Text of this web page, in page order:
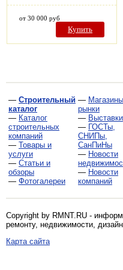
от 30 000 руб
Купить
— Строительный
каталог
— Каталог
строительных
компаний
— Товары и
услуги
— Статьи и
обзоры
— Фотогалереи
—
рынки
— Выставки
— ГОСТы,
СНИПы,
СанПиНы
— Новости
— Новости
компаний
Copyright by RMNT.RU -
ремонту, недвижимости,
Карта сайта